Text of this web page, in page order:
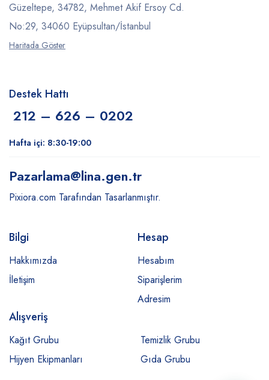
Güzeltepe, 34782, Mehmet Akif Ersoy Cd.
No:29, 34060 Eyüpsultan/İstanbul
Haritada Göster
Destek Hattı
212 – 626 – 0202
Hafta içi: 8:30-19:00
Pazarlama@lina.gen.tr
Pixiora.com Tarafından Tasarlanmıştır.
Bilgi
Hakkımızda
İletişim
Hesap
Hesabım
Siparişlerim
Adresim
Alışveriş
Kağıt Grubu
Temizlik Grubu
Hijyen Ekipmanları
Gıda Grubu